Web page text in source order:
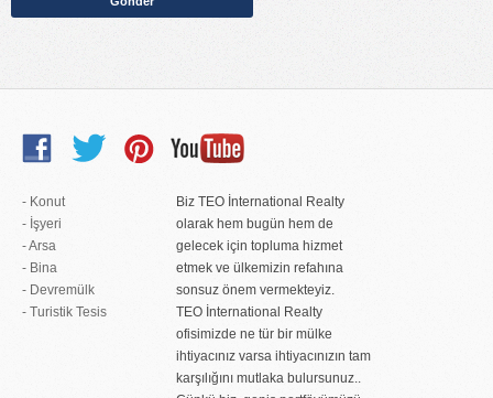
- Konut
- İşyeri
- Arsa
- Bina
- Devremülk
- Turistik Tesis
Biz TEO İnternational Realty
olarak hem bugün hem de
gelecek için topluma hizmet
etmek ve ülkemizin refahına
sonsuz önem vermekteyiz.
TEO İnternational Realty
ofisimizde ne tür bir mülke
ihtiyacınız varsa ihtiyacınızın tam
karşılığını mutlaka bulursunuz..